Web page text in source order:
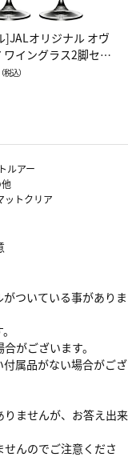
]JALオリジナル オヴ
ワイングラス2脚セッ
ワイン）
（税込）
ルアー
ットクリア
ついている事がありま
がございます。
付属品がない場合がござ
りませんが、お答え出来
んのでご注意くださ